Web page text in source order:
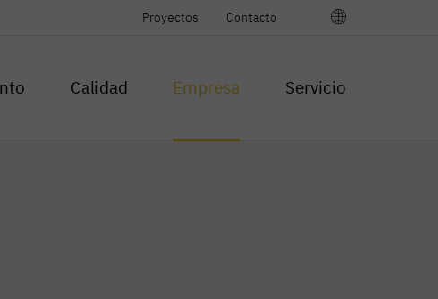
Proyectos Contacto
Sprache
Calidad Empresa Servicio